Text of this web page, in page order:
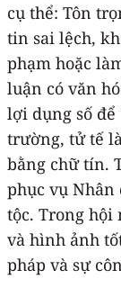
cụ thể: Tôn
tin sai lệch,
phạm hoặc
luận có văn
lợi dụng số
trường, tử tế
bằng chữ tín.
phục vụ Nhân
tộc. Trong hội
và hình ảnh
pháp và sự